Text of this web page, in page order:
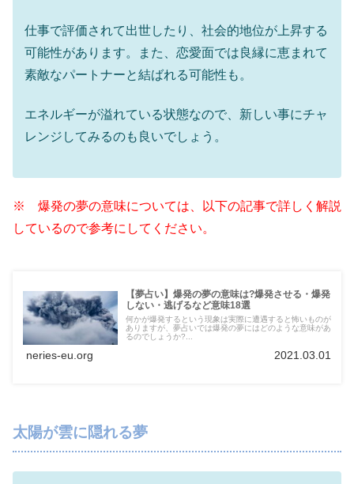
仕事で評価されて出世したり、社会的地位が上昇する
可能性があります。また、恋愛面では良縁に恵まれて
素敵なパートナーと結ばれる可能性も。
エネルギーが溢れている状態なので、新しい事にチャ
レンジしてみるのも良いでしょう。
※ 爆発の夢の意味については、以下の記事で詳しく解説
しているので参考にしてください。
【夢占い】爆発の夢の意味は?爆発させる・爆発
しない・逃げるなど意味18選
何かが爆発するという現象は実際に遭遇すると怖いものが
ありますが、夢占いでは爆発の夢にはどのような意味があ
るのでしょうか?...
neries-eu.org 2021.03.01
太陽が雲に隠れる夢